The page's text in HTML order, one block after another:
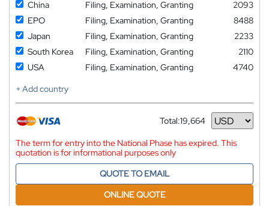
China Filing, Examination, Granting
2093
EPO
Filing, Examination, Granting
8488
Japan
Filing, Examination, Granting
2233
South Korea
Filing, Examination, Granting
2110
USA
Filing, Examination, Granting
4740
+ Add country
Total:19,664
Currency
The term for entry into the National Phase has expired. This
quotation is for informational purposes only
QUOTE TO EMAIL
ONLINE QUOTE